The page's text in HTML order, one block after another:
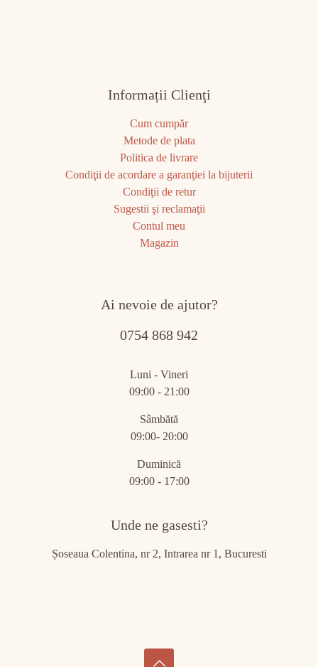
Informații Clienţi
Cum cumpăr
Metode de plata
Politica de livrare
Condiţii de acordare a garanţiei la bijuterii
Condiţii de retur
Sugestii şi reclamaţii
Contul meu
Magazin
Ai nevoie de ajutor?
0754 868 942
Luni - Vineri
09:00 - 21:00
Sâmbătă
09:00- 20:00
Duminică
09:00 - 17:00
Unde ne gasesti?
Șoseaua Colentina, nr 2, Intrarea nr 1, Bucuresti